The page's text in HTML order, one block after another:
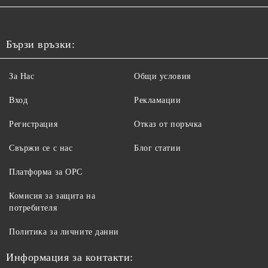
Бързи връзки:
За Нас
Вход
Регистрация
Свържи се с нас
Общи условия
Рекламации
Отказ от поръчка
Блог статии
Платформа за ОРС
Комисия за защита на
потребителя
Политика за личните данни
Информация за контакти: